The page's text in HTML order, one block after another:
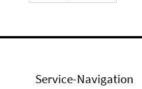
Service-Navigation